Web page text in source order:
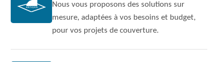
Nous vous proposons des solutions sur
mesure, adaptées à vos besoins et budget,
pour vos projets de couverture.